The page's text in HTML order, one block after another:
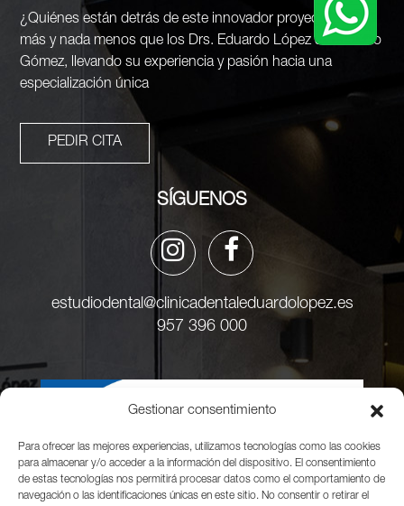
Gestionar consentimiento
Para ofrecer las mejores experiencias, utilizamos tecnologías como las cookies
para almacenar y/o acceder a la información del dispositivo. El consentimiento
de estas tecnologías nos permitirá procesar datos como el comportamiento de
navegación o las identificaciones únicas en este sitio. No consentir o retirar el
¿Quiénes están detrás de este innovador proyecto? Nada
más y nada menos que los Drs. Eduardo López & Conrado
Gómez, llevando su experiencia y pasión hacia una
especialización única
PEDIR CITA
SÍGUENOS
estudiodental@clinicadentaleduardolopez.es
957 396 000